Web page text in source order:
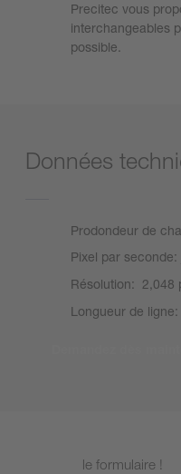
Precitec vous
interchangeables
possible.
Données
Prodondeur de
Pixel par seconde:
Résolution: 2,048
Longueur de
le formulaire !